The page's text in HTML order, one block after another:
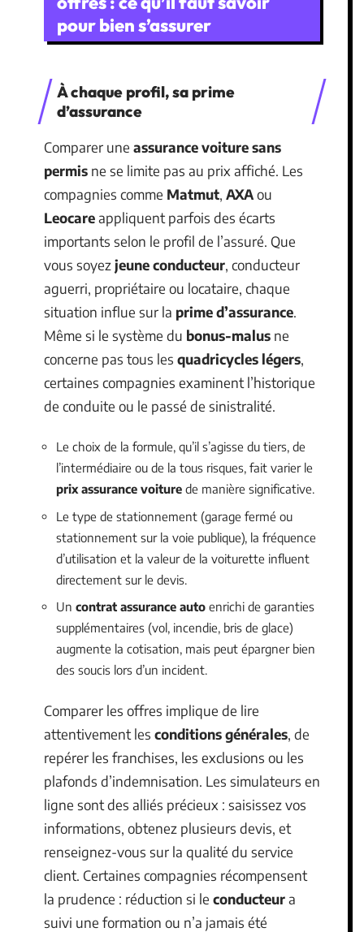
pour bien s’assurer
À chaque profil, sa prime
d’assurance
Comparer une assurance voiture sans
permis ne se limite pas au prix affiché. Les
compagnies comme Matmut, AXAou
Leocareappliquent parfois des écarts
importants selon le profil de l’assuré. Que
vous soyezjeune conducteur, conducteur
aguerri, propriétaire ou locataire, chaque
situation influe sur la prime d’assurance.
Même si le système du bonus-malus ne
concerne pas tous les quadricycles légers,
certaines compagnies examinent l’historique
de conduite ou le passé de sinistralité.
Le choix de la formule, qu’il s’agisse du tiers, de
l’intermédiaire ou de la tous risques, fait varier le
prix assurance voiture de manière significative.
Le type de stationnement (garage fermé ou
stationnement sur la voie publique), la fréquence
d’utilisation et la valeur de la voiturette influent
directement sur le devis.
Un contrat assurance auto enrichi de garanties
supplémentaires (vol, incendie, bris de glace)
augmente la cotisation, mais peut épargner bien
des soucis lors d’un incident.
Comparer les offres implique de lire
attentivement les conditions générales, de
repérer les franchises, les exclusions ou les
plafonds d’indemnisation. Les simulateurs en
ligne sont des alliés précieux : saisissez vos
informations, obtenez plusieurs devis, et
renseignez-vous sur la qualité du service
client. Certaines compagnies récompensent
la prudence : réduction si le conducteura
suivi une formation ou n’a jamais été